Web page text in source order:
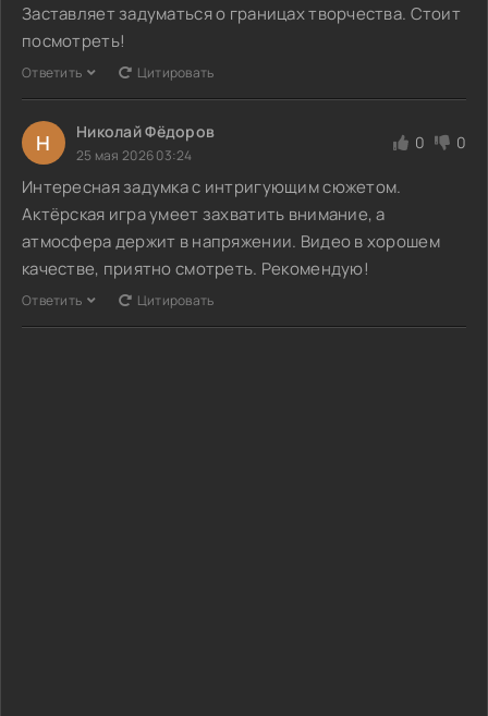
Заставляет задуматься о границах творчества. Стоит
посмотреть!
Ответить Цитировать
Н Николай Фёдоров
25 мая 2026 03:24
0 0
Интересная задумка с интригующим сюжетом.
Актёрская игра умеет захватить внимание, а
атмосфера держит в напряжении. Видео в хорошем
качестве, приятно смотреть. Рекомендую!
Ответить Цитировать